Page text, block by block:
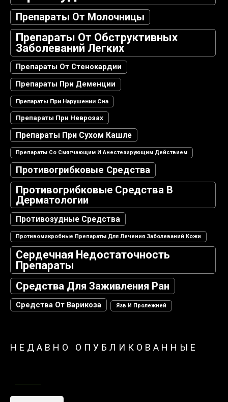
Препараты От Молочницы
Препараты От Обструктивных
Заболеваний Легких
Препараты От Стенокардии
Препараты При Деменции
Препараты При Нарушении Сна
Препараты При Неврозах
Препараты При Сухом Кашле
Препараты Со Смягчающим И Анестезирующим Действием
Противогрибковые Средства
Противогрибковые Средства В
Дерматологии
Противозудные Средства
Противомикробные Препараты Для Лечения Заболеваний Кожи
Сердечная Недостаточность
Препараты
Средства Для Заживления Ран
Средства От Варикоза Язв И Пролежней
НЕДАВНО ОПУБЛИКОВАННЫЕ